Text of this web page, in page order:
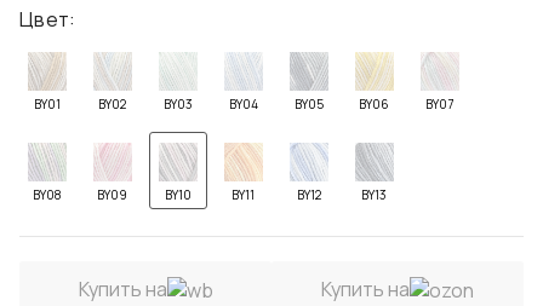
Цвет:
BY01 BY02 BY03 BY04 BY05 BY06 BY07
BY08 BY09 BY10 BY11 BY12 BY13
Купить на Купить на